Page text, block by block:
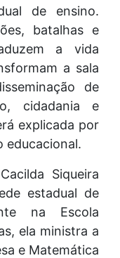
de ensino.
batalhas e
a vida
a sala
de
cidadania e
explicada por
educacional.
Siqueira
estadual de
na Escola
ela ministra a
e Matemática